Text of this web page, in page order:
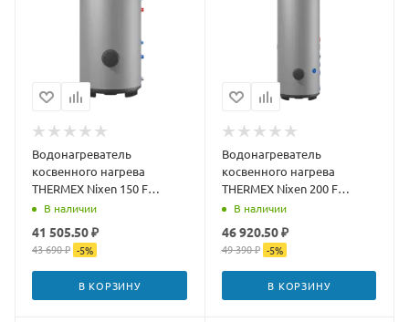
Водонагреватель
косвенного нагрева
THERMEX Nixen 150 F
(Combi)
В наличии
41 505.50 ₽
43 690 ₽ -5%
В КОРЗИНУ
Водонагреватель
косвенного нагрева
THERMEX Nixen 200 F
(Combi)
В наличии
46 920.50 ₽
49 390 ₽ -5%
В КОРЗИНУ